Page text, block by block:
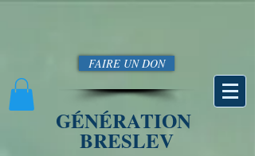
FAIRE UN DON
GÉNÉRATION
BRESLEV